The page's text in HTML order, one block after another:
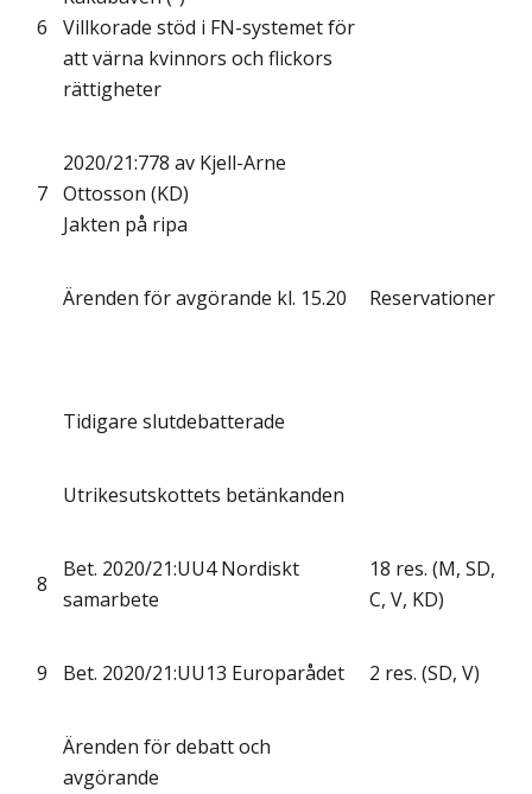
6
Villkorade stöd i FN-systemet för
att värna kvinnors och flickors
rättigheter
7
2020/21:778 av Kjell-Arne
Ottosson (KD)
Jakten på ripa
Ärenden för avgörande kl. 15.20 Reservationer
Tidigare slutdebatterade
Utrikesutskottets betänkanden
8
Bet. 2020/21:UU4 Nordiskt
samarbete
18 res. (M, SD,
C, V, KD)
9 Bet. 2020/21:UU13 Europarådet 2 res. (SD, V)
Ärenden för debatt och
avgörande